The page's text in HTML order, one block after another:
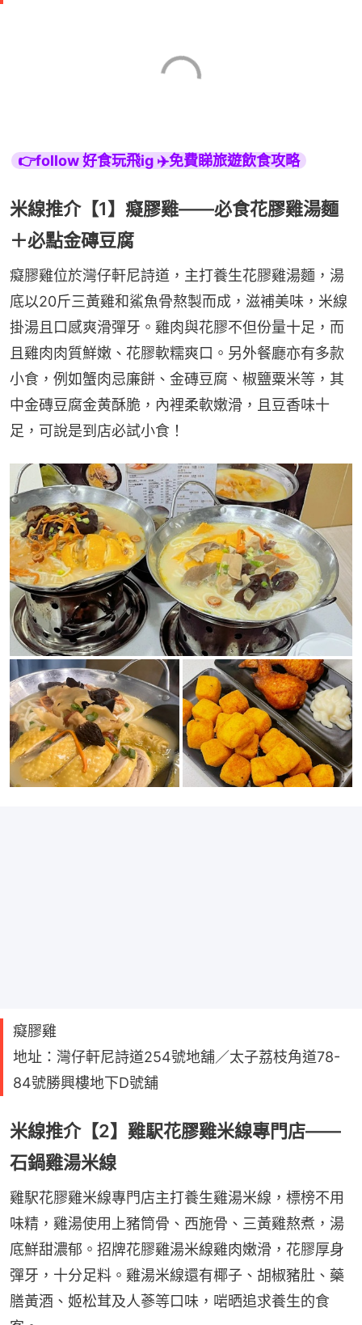
👉follow 好食玩飛ig ✈️免費睇旅遊飲食攻略
米線推介【1】癡膠雞——必食花膠雞湯麵
＋必點金磚豆腐
癡膠雞位於灣仔軒尼詩道，主打養生花膠雞湯麵，湯
底以20斤三黃雞和鯊魚骨熬製而成，滋補美味，米線
掛湯且口感爽滑彈牙。雞肉與花膠不但份量十足，而
且雞肉肉質鮮嫩、花膠軟糯爽口。另外餐廳亦有多款
小食，例如蟹肉忌廉餅、金磚豆腐、椒鹽粟米等，其
中金磚豆腐金黄酥脆，內裡柔軟嫩滑，且豆香味十
足，可說是到店必試小食！
癡膠雞
地址：灣仔軒尼詩道254號地舖／太子荔枝角道78-
84號勝興樓地下D號舖
米線推介【2】雞駅花膠雞米線專門店——
石鍋雞湯米線
雞駅花膠雞米線專門店主打養生雞湯米線，標榜不用
味精，雞湯使用上豬筒骨、西施骨、三黃雞熬煮，湯
底鮮甜濃郁。招牌花膠雞湯米線雞肉嫩滑，花膠厚身
彈牙，十分足料。雞湯米線還有椰子、胡椒豬肚、藥
膳黃酒、姬松茸及人蔘等口味，啱晒追求養生的食